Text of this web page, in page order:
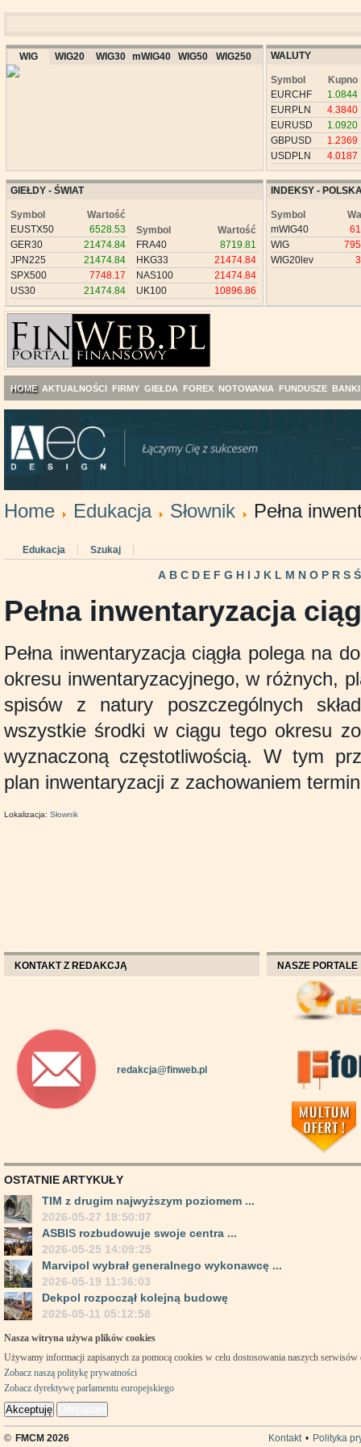
WIG WIG20 WIG30 mWIG40 WIG50 WIG250 WALUTY
Symbol
Kupno
EURCHF
1.0844
EURPLN
4.3840
EURUSD
1.0920
GBPUSD
1.2369
USDPLN
4.0187
GIEŁDY - ŚWIAT
Symbol
Wartość
EUSTX50
6528.53
GER30
21474.84
JPN225
21474.84
SPX500
7748.17
US30
21474.84
Symbol
Wartość
FRA40
8719.81
HKG33
21474.84
NAS100
21474.84
UK100
10896.86
INDEKSY -
Symbol
mWIG40
WIG
WIG20lev
HOME AKTUALNOŚCI FIRMY GIEŁDA FOREX NOTOWANIA FUNDUSZE BANKI
Home Edukacja Słownik Pełna
Edukacja Szukaj
A B C D E F G H I J K L M N O P R S Ś
Pełna inwentaryzacja
Pełna inwentaryzacja ciągła polega na
okresu inwentaryzacyjnego, w różnych,
spisów z natury poszczególnych
wszystkie środki w ciągu tego okresu
wyznaczoną częstotliwością. W tym
plan inwentaryzacji z zachowaniem
Lokalizacja: Słownik
KONTAKT Z REDAKCJĄ
redakcja@finweb.pl
NASZE PORTALE
OSTATNIE ARTYKUŁY
TIM z drugim najwyższym poziomem ...
2026-05-27 18:50:07
ASBIS rozbudowuje swoje centra ...
2026-05-25 14:09:25
Marvipol wybrał generalnego wykonawcę ...
2026-05-19 11:36:03
Dekpol rozpoczął kolejną budowę
2026-05-11 05:12:58
Nasza witryna używa plików cookies
Używamy informacji zapisanych za pomocą cookies w celu dostosowania naszych
Zobacz naszą politykę prywatności
Zobacz dyrektywę parlamentu europejskiego
Akceptuję
© FMCM 2026 Kontakt • Polityka